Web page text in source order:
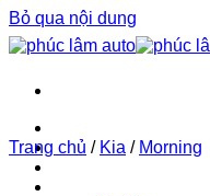
Bỏ qua nội dung
Phúc Lâm Auto
Trang chủ / Kia / Morning